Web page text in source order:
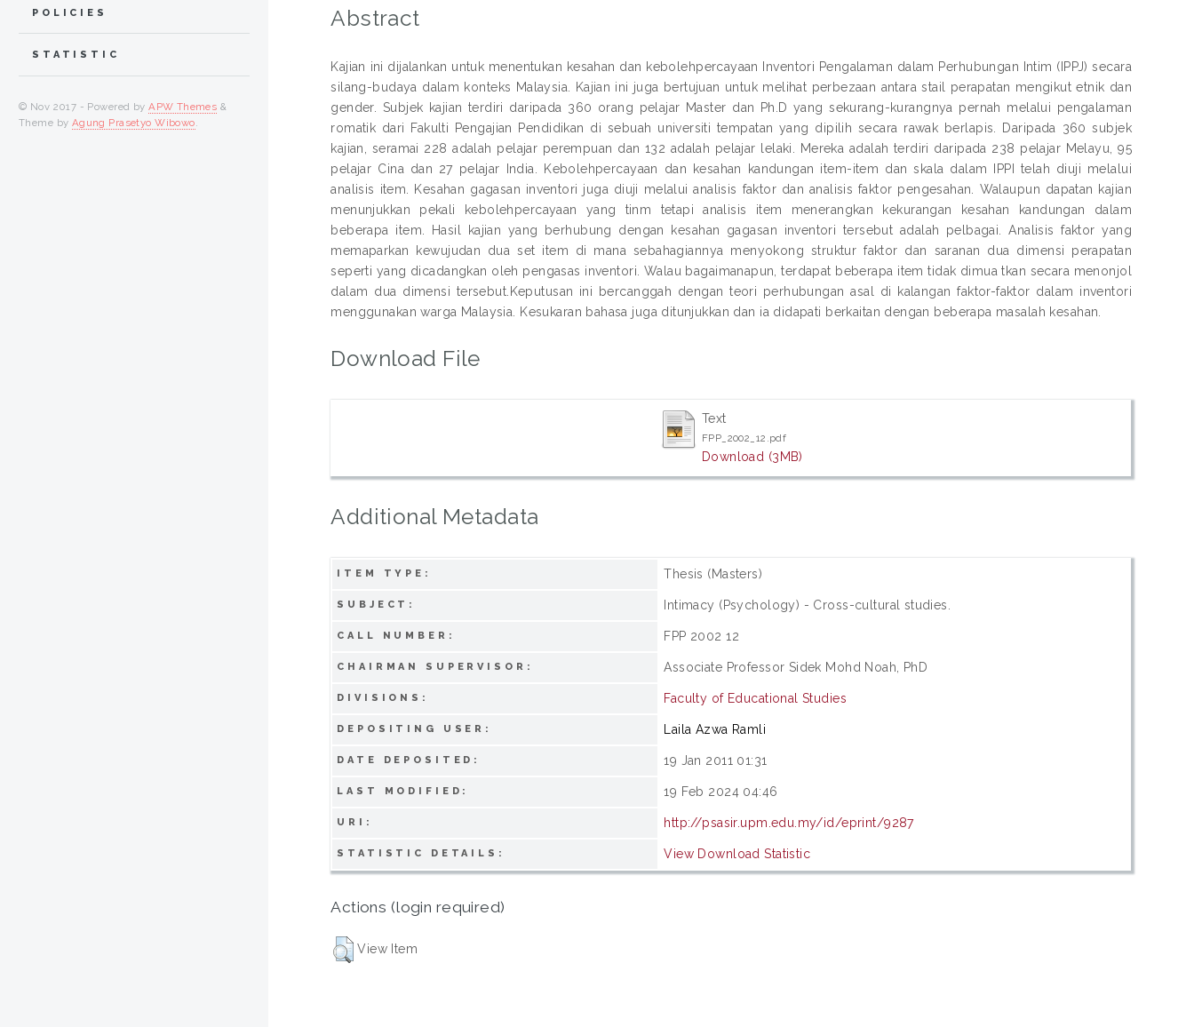
Abstract
Kajian ini dijalankan untuk menentukan kesahan dan kebolehpercayaan Inventori Pengalaman dalam Perhubungan Intim (IPPJ) secara
silang-budaya dalam konteks Malaysia. Kajian ini juga bertujuan untuk melihat perbezaan antara stail perapatan mengikut etnik dan
gender. Subjek kajian terdiri daripada 360 orang pelajar Master dan Ph.D yang sekurang-kurangnya pernah melalui pengalaman
romatik dari Fakulti Pengajian Pendidikan di sebuah universiti tempatan yang dipilih secara rawak berlapis. Daripada 360 subjek
kajian, seramai 228 adalah pelajar perempuan dan 132 adalah pelajar lelaki. Mereka adalah terdiri daripada 238 pelajar Melayu, 95
pelajar Cina dan 27 pelajar India. Kebolehpercayaan dan kesahan kandungan item-item dan skala dalam IPPI telah diuji melalui
analisis item. Kesahan gagasan inventori juga diuji melalui analisis faktor dan analisis faktor pengesahan. Walaupun dapatan kajian
menunjukkan pekali kebolehpercayaan yang tinm tetapi analisis item menerangkan kekurangan kesahan kandungan dalam
beberapa item. Hasil kajian yang berhubung dengan kesahan gagasan inventori tersebut adalah pelbagai. Analisis faktor yang
memaparkan kewujudan dua set item di mana sebahagiannya menyokong struktur faktor dan saranan dua dimensi perapatan
seperti yang dicadangkan oleh pengasas inventori. Walau bagaimanapun, terdapat beberapa item tidak dimua tkan secara menonjol
dalam dua dimensi tersebut.Keputusan ini bercanggah dengan teori perhubungan asal di kalangan faktor-faktor dalam inventori
menggunakan warga Malaysia. Kesukaran bahasa juga ditunjukkan dan ia didapati berkaitan dengan beberapa masalah kesahan.
Download File
Text
FPP_2002_12.pdf
Download (3MB)
Additional Metadata
ITEM TYPE: Thesis (Masters)
SUBJECT: Intimacy (Psychology) - Cross-cultural studies.
CALL NUMBER: FPP 2002 12
CHAIRMAN SUPERVISOR: Associate Professor Sidek Mohd Noah, PhD
DIVISIONS: Faculty of Educational Studies
DEPOSITING USER: Laila Azwa Ramli
DATE DEPOSITED: 19 Jan 2011 01:31
LAST MODIFIED: 19 Feb 2024 04:46
URI: http://psasir.upm.edu.my/id/eprint/9287
STATISTIC DETAILS: View Download Statistic
Actions (login required)
View Item
POLICIES
STATISTIC
© Nov 2017 - Powered byAPW Themes &
Theme by Agung Prasetyo Wibowo.